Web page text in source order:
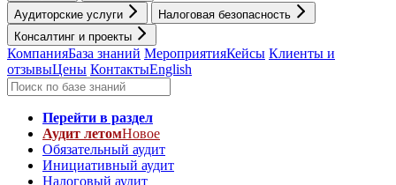
Аудиторские услуги
Налоговая безопасность
Консалтинг и проекты
КомпанияБаза знаний МероприятияКейсы Клиенты и
отзывыЦены КонтактыEnglish
Перейти в раздел
Аудит летомНовое
Обязательный аудит
Инициативный аудит
Налоговый аудит